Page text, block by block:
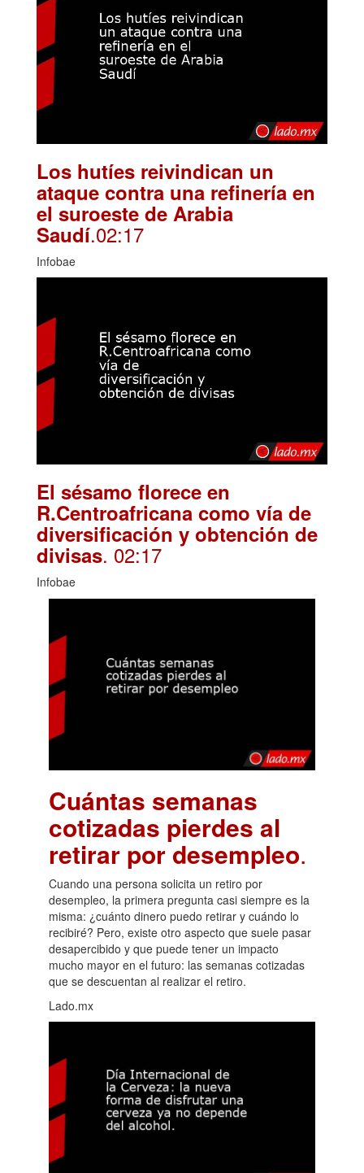
Los hutíes reivindican un
ataque contra una refinería en
el suroeste de Arabia
Saudí.02:17
Infobae
El sésamo florece en
R.Centroafricana como vía de
diversificación y obtención de
divisas. 02:17
Infobae
Cuántas semanas
cotizadas pierdes al
retirar por desempleo.
Cuando una persona solicita un retiro por
desempleo, la primera pregunta casi siempre es la
misma: ¿cuánto dinero puedo retirar y cuándo lo
recibiré? Pero, existe otro aspecto que suele pasar
desapercibido y que puede tener un impacto
mucho mayor en el futuro: las semanas cotizadas
que se descuentan al realizar el retiro.
Lado.mx